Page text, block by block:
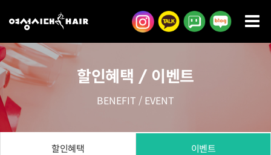
텐
츠
로
건
너
뛰
기
할인혜택 / 이벤트
BENEFIT / EVENT
할인혜택 이벤트